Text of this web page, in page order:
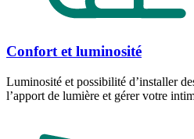
Confort et luminosité
Luminosité et possibilité d’installer
l’apport de lumière et gérer votre